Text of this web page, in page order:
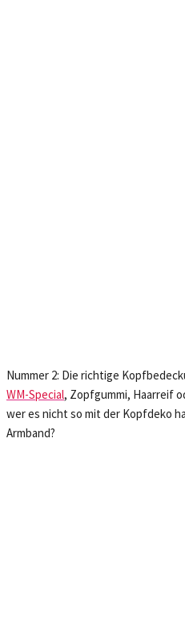
Nummer 2: Die richtige
WM-Special, Zopfgummi, Haarreif
wer es nicht so mit der Kopfdeko
Armband?